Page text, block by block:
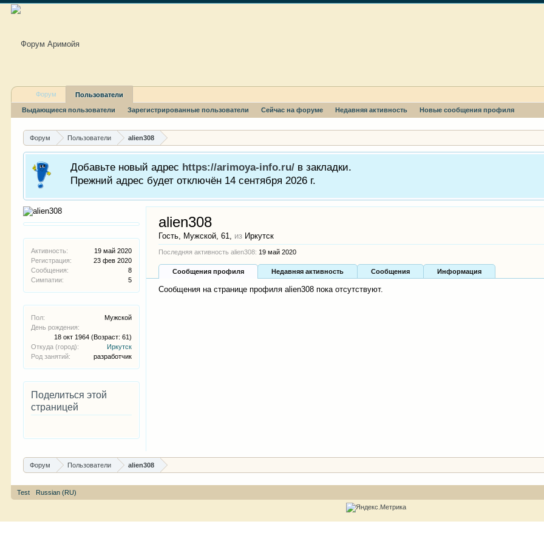
Форум Пользователи alien308
Добавьте новый адрес https://arimoya-info.ru/ в закладки.
Прежний адрес будет отключён 14 сентября 2026 г.
Активность:
19 май 2020
Регистрация:
23 фев 2020
Сообщения:
8
Симпатии:
5
Пол:
Мужской
День рождения:
18 окт 1964 (Возраст: 61)
Откуда (город):
Иркутск
Род занятий:
разработчик
Поделиться этой
страницей
alien308
Гость, Мужской, 61, из Иркутск
Последняя активность alien308: 19 май 2020
Сообщения профиля Недавняя активность Сообщения Информация
Сообщения на странице профиля alien308 пока отсутствуют.
Форум Пользователи alien308
Форум Пользователи
Выдающиеся пользователи Зарегистрированные пользователи Сейчас на форуме Недавняя активность Новые сообщения профиля
Test Russian (RU)